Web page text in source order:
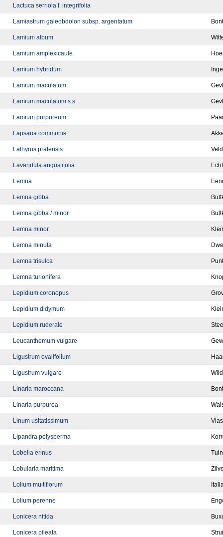
Lactuca serriola f. integrifolia
Lamiastrum galeobdolon subsp. argentatum
Lamium album
Lamium amplexicaule
Lamium hybridum
Lamium maculatum
Lamium maculatum s.s.
Lamium purpureum
Lapsana communis
Lathyrus pratensis
Lavandula angustifolia
Lemna
Lemna gibba
Lemna gibba / minor
Lemna minor
Lemna minuta
Lemna trisulca
Lemna turionifera
Lepidium coronopus
Lepidium didymum
Lepidium ruderale
Leucanthemum vulgare
Ligustrum ovalifolium
Ligustrum vulgare
Linaria maroccana
Linaria purpurea
Linum usitatissimum Vlas
Lipandra polysperma
Lobelia erinus
Lobularia maritima
Lolium multiflorum
Lolium perenne
Lonicera nitida
Lonicera pileata